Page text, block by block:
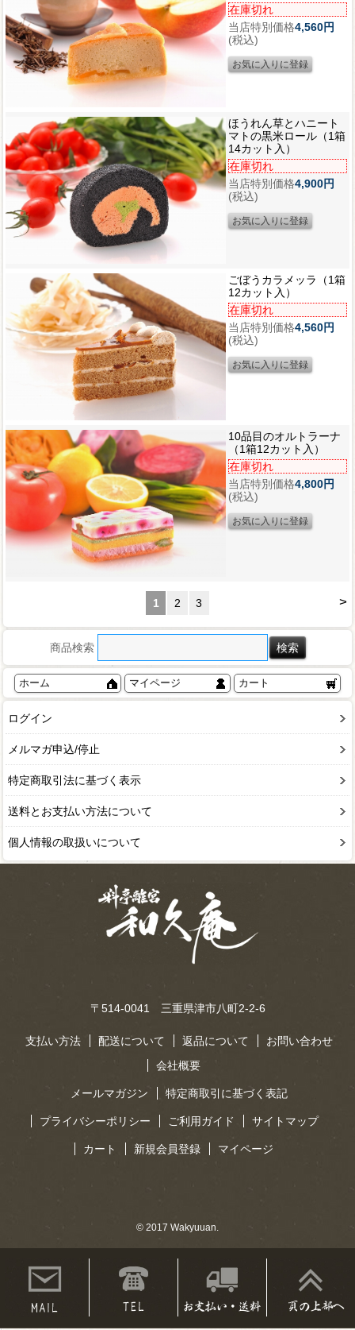
在庫切れ
当店特別価格4,560円
(税込)
ほうれん草とハニート
マトの黒米ロール（1箱
14カット入）
在庫切れ
当店特別価格4,900円
(税込)
ごぼうカラメッラ（1箱
12カット入）
在庫切れ
当店特別価格4,560円
(税込)
10品目のオルトラーナ
（1箱12カット入）
在庫切れ
当店特別価格4,800円
(税込)
>
1 2 3
商品検索
ホーム マイページ カート
ログイン
メルマガ申込/停止
特定商取引法に基づく表示
送料とお支払い方法について
個人情報の取扱いについて
〒514-0041 三重県津市八町2-2-6
支払い方法 配送について 返品について
お問い合わせ
会社概要
メールマガジン 特定商取引に基づく表記
プライバシーポリシー ご利用ガイド サイトマップ
カート 新規会員登録 マイページ
© 2017 Wakyuuan.